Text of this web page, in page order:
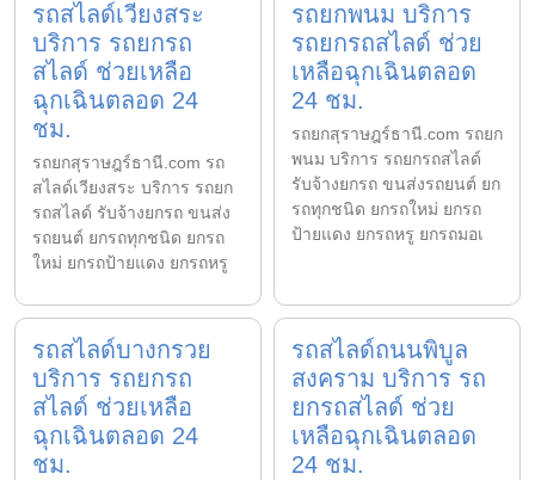
รถสไลด์เวียงสระ
บริการ รถยกรถ
สไลด์ ช่วยเหลือ
ฉุกเฉินตลอด 24
ชม.
รถยกสุราษฎร์ธานี.com รถ
สไลด์เวียงสระ บริการ รถยก
รถสไลด์ รับจ้างยกรถ ขนส่ง
รถยนต์ ยกรถทุกชนิด ยกรถ
ใหม่ ยกรถป้ายแดง ยกรถหรู
รถยกพนม บริการ
รถยกรถสไลด์ ช่วย
เหลือฉุกเฉินตลอด
24 ชม.
รถยกสุราษฎร์ธานี.com รถยก
พนม บริการ รถยกรถสไลด์
รับจ้างยกรถ ขนส่งรถยนต์ ยก
รถทุกชนิด ยกรถใหม่ ยกรถ
ป้ายแดง ยกรถหรู ยกรถมอเ
รถสไลด์บางกรวย
บริการ รถยกรถ
สไลด์ ช่วยเหลือ
ฉุกเฉินตลอด 24
ชม.
รถสไลด์ถนนพิบูล
สงคราม บริการ รถ
ยกรถสไลด์ ช่วย
เหลือฉุกเฉินตลอด
24 ชม.